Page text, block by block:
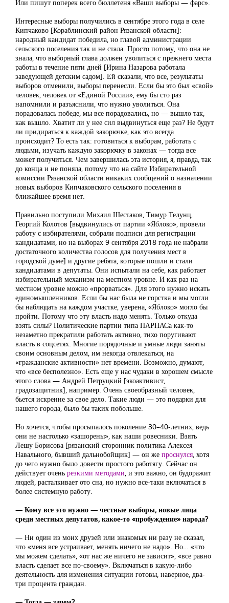
Или пишут поперек всего бюллетеня «Ваши выборы — фарс».
Интересные выборы получились в сентябре этого года в селе
Кипчаково [Кораблинский район Рязанской области]:
народный кандидат победила, но главой администрации
сельского поселения так и не стала. Просто потому, что она не
знала, что выборный глава должен уволиться с прежнего места
работы в течение пяти дней [Ирина Назарова работала
заведующей детским садом]. Ей сказали, что все, результаты
выборов отменили, выборы перенесли. Если бы это был «свой»
человек, человек от «Единой России», ему бы сто раз
напомнили и разъяснили, что нужно уволиться. Она
порадовалась победе, мы все порадовались, но — вышло так,
как вышло. Хватит ли у нее сил выдвинуться еще раз? Не будут
ли придираться к каждой закорючке, как это всегда
происходит? То есть так: готовиться к выборам, работать с
людьми, изучать каждую закорючку в законах — тогда все
может получиться. Чем завершилась эта история, я, правда, так
до конца и не поняла, потому что на сайте Избирательной
комиссии Рязанской области никаких сообщений о назначении
новых выборов Кипчаковского сельского поселения в
ближайшее время нет.
Правильно поступили Михаил Шестаков, Тимур Телунц,
Георгий Колотов [выдвинулись от партии «Яблоко», провели
работу с избирателями, собрали подписи для регистрации
кандидатами, но на выборах 9 сентября 2018 года не набрали
достаточного количества голосов для получения мест в
городской думе] и другие ребята, которые пошли и стали
кандидатами в депутаты. Они испытали на себе, как работает
избирательный механизм на местном уровне. И как раз на
местном уровне можно «прорваться». Для этого нужно искать
единомышленников. Если бы нас была не горстка и мы могли
бы наблюдать на каждом участке, уверена, «Яблоко» могло бы
пройти. Потому что эту власть надо менять. Только откуда
взять силы? Политические партии типа ПАРНАСа как-то
незаметно прекратили работать активно, тихо поругивают
власть в соцсетях. Многие порядочные и умные люди заняты
своим основным делом, им некогда отвлекаться, на
«гражданские активности» нет времени. Возможно, думают,
что «все бесполезно». Есть еще у нас чудаки в хорошем смысле
этого слова — Андрей Петруцкий [экоактивист,
градозащитник], например. Очень своеобразный человек,
бьется искренне за свое дело. Такие люди — это подарки для
нашего города, было бы таких побольше.
Но хочется, чтобы просыпалось поколение 30–40-летних, ведь
они не настолько «зашорены», как наши ровесники. Взять
Лешу Борисова [рязанский сторонник политика Алексея
Навального, бывший дальнобойщик] — он же проснулся, хотя
до чего нужно было довести простого работягу. Сейчас он
действует очень резкими методами, и это важно, он будоражит
людей, расталкивает ото сна, но нужно все-таки включаться в
более системную работу.
— Кому все это нужно — честные выборы, новые лица
среди местных депутатов, какое-то «пробуждение» народа?
— Ни один из моих друзей или знакомых ни разу не сказал,
что «меня все устраивает, менять ничего не надо». Но… «что
мы можем сделать», «от нас же ничего не зависит», «все равно
власть сделает все по-своему». Включаться в какую-либо
деятельность для изменения ситуации готовы, наверное, два-
три процента граждан.